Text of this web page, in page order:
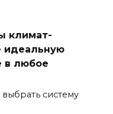
климат-
идеальную
в любое
систему